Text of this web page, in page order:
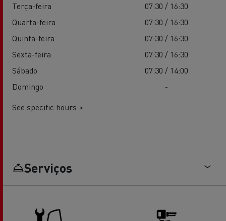
Terça-feira
07:30 / 16:30
Quarta-feira
07:30 / 16:30
Quinta-feira
07:30 / 16:30
Sexta-feira
07:30 / 16:30
Sábado
07:30 / 14:00
Domingo
-
See specific hours >
Serviços